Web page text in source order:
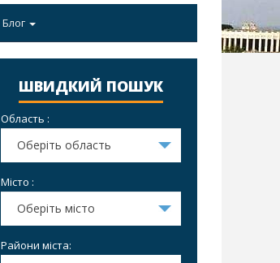
Блог
ШВИДКИЙ ПОШУК
Область :
Оберіть область
Місто :
Оберіть місто
Райони міста: